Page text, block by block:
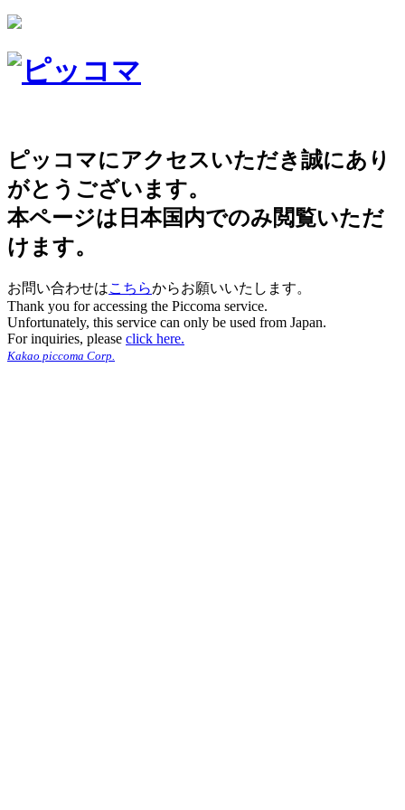
ピッコマにアクセスいただき誠にあり
がとうございます。
本ページは日本国内でのみ閲覧いただ
けます。
お問い合わせはこちらからお願いいたします。
Thank you for accessing the Piccoma service.
Unfortunately, this service can only be used from Japan.
For inquiries, please click here.
Kakao piccoma Corp.